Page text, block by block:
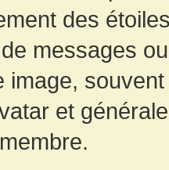
des
messages
image,
et